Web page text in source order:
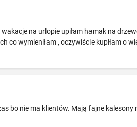
na urlopie upiłam hamak na
co wymieniłam , oczywiście kupiłam o
bo nie ma klientów. Mają fajne kalesony